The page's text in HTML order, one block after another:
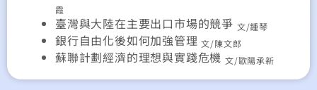
霞
臺灣與大陸在主要出口市場的競爭 文/鍾琴
銀行自由化後如何加強管理文/陳文郎
蘇聯計劃經濟的理想與實踐危機文/歐陽承新